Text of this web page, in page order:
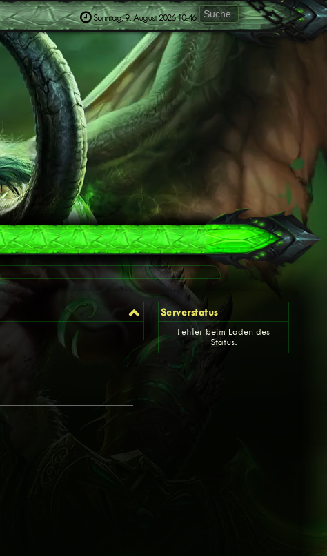
Sonntag, 9. August 2026 10:46
Serverstatus
Fehler beim Laden des
Status.